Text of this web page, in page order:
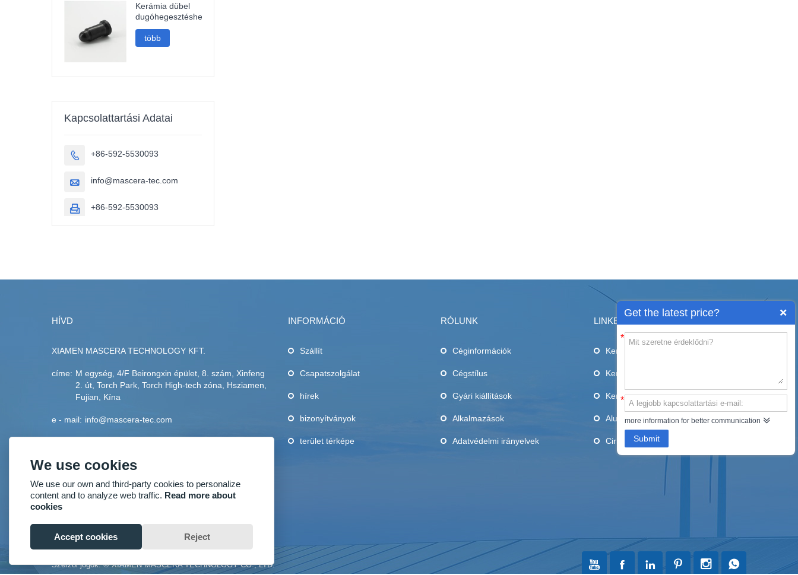
Get the latest price?
*
*
more information for better communication
Submit
Kerámia dübel
dugóhegesztéshez
több
Kapcsolattartási Adatai
 +86-592-5530093
 info@mascera-tec.com
 +86-592-5530093
HÍVD
XIAMEN MASCERA TECHNOLOGY KFT.
címe: M egység, 4/F Beirongxin épület, 8. szám, Xinfeng
2. út, Torch Park, Torch High-tech zóna, Hsziamen,
Fujian, Kína
e - mail: info@mascera-tec.com
fax: +86-592-5530093
mobil: +86-13860446139
INFORMÁCIÓ
Szállít
Csapatszolgálat
hírek
bizonyítványok
terület térképe
RÓLUNK
Céginformációk
Cégstílus
Gyári kiállítások
Alkalmazások
Adatvédelmi irányelvek
LINKEK
Kerámia aljzatok
Kerámia pengék
Kerámia cső
Alumina kerámia
Cirkónia kerámia
     
Szerzői jogok: © XIAMEN MASCERA TECHNOLOGY CO., LTD.
We use cookies
We use our own and third-party cookies to personalize
content and to analyze web traffic. Read more about
cookies
Accept cookies Reject